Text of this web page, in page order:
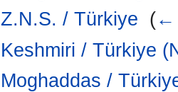
Z.N.S. / Türkiye (←
Keshmiri / Türkiye
Moghaddas /